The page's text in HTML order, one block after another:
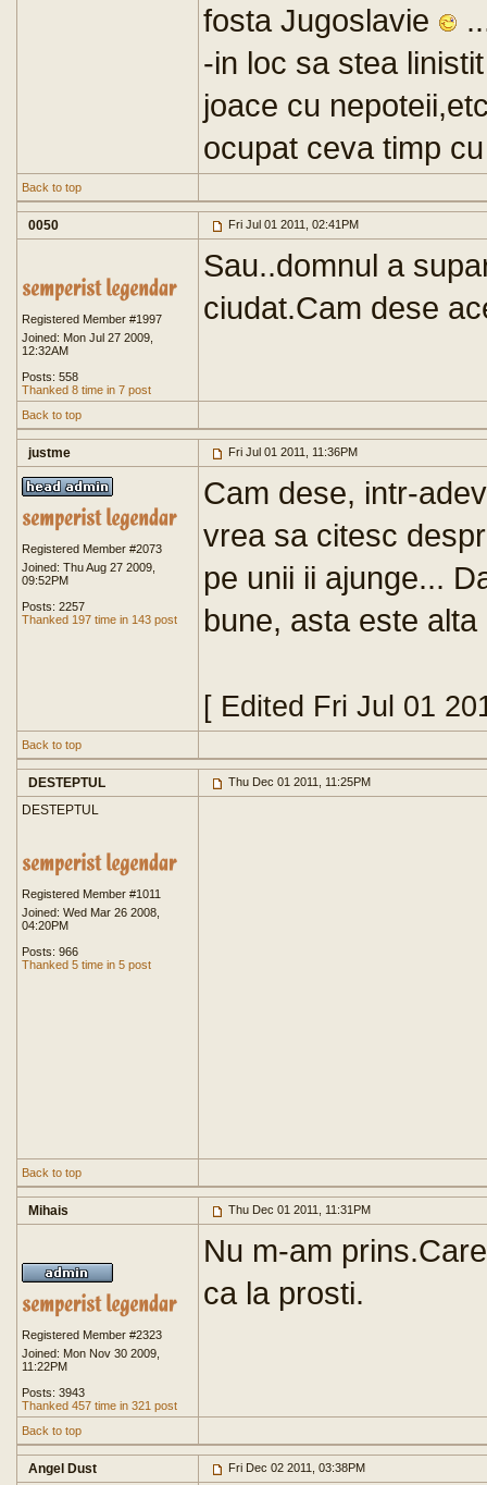
fosta Jugoslavie
-in loc sa stea
joace cu
ocupat ceva timp
Back to top
0050 Fri Jul 01 2011, 02:41PM
Registered Member #1997
Joined: Mon Jul 27 2009,
12:32AM
Posts: 558
Thanked 8 time in 7 post
Sau..domnul a
ciudat.Cam dese
Back to top
justme Fri Jul 01 2011, 11:36PM
Registered Member #2073
Joined: Thu Aug 27 2009,
09:52PM
Posts: 2257
Thanked 197 time in 143 post
Cam dese, intr-
vrea sa citesc
pe unii ii ajunge...
bune, asta este
[ Edited Fri Jul 01
Back to top
DESTEPTUL Thu Dec 01 2011, 11:25PM
DESTEPTUL
Registered Member #1011
Joined: Wed Mar 26 2008,
04:20PM
Posts: 966
Thanked 5 time in 5 post
Back to top
Mihais Thu Dec 01 2011, 11:31PM
Registered Member #2323
Joined: Mon Nov 30 2009,
11:22PM
Posts: 3943
Thanked 457 time in 321 post
Nu m-am
ca la prosti.
Back to top
Angel Dust Fri Dec 02 2011, 03:38PM